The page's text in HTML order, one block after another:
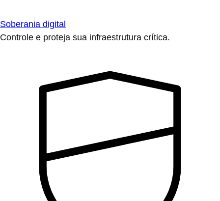
Soberania digital
Controle e proteja sua infraestrutura crítica.